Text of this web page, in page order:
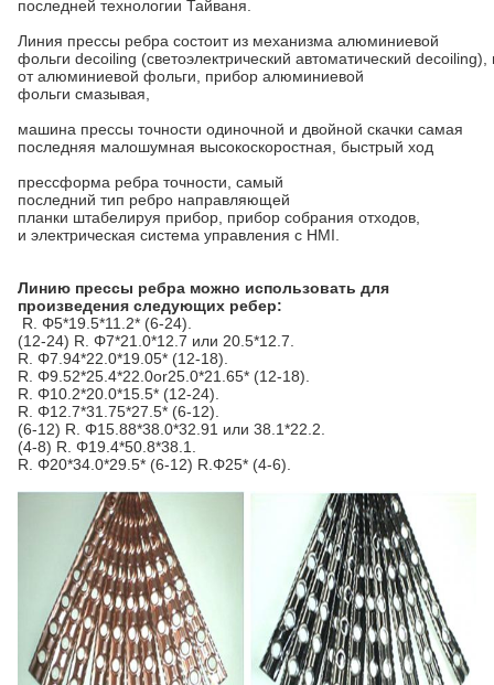
последней технологии Тайваня.
Линия прессы ребра состоит из механизма алюминиевой
фольги decoiling (светоэлектрический автоматический
от алюминиевой фольги, прибор алюминиевой
фольги смазывая,
машина прессы точности одиночной и двойной скачки самая
последняя малошумная высокоскоростная, быстрый ход
прессформа ребра точности, самый
последний тип ребро направляющей
планки штабелируя прибор, прибор собрания отходов,
и электрическая система управления с HMI.
Линию прессы ребра можно использовать для
произведения следующих ребер:
R. Φ5*19.5*11.2* (6-24).
(12-24) R. Φ7*21.0*12.7 или 20.5*12.7.
R. Φ7.94*22.0*19.05* (12-18).
R. Φ9.52*25.4*22.0or25.0*21.65* (12-18).
R. Φ10.2*20.0*15.5* (12-24).
R. Φ12.7*31.75*27.5* (6-12).
(6-12) R. Φ15.88*38.0*32.91 или 38.1*22.2.
(4-8) R. Φ19.4*50.8*38.1.
R. Φ20*34.0*29.5* (6-12) R.Φ25* (4-6).